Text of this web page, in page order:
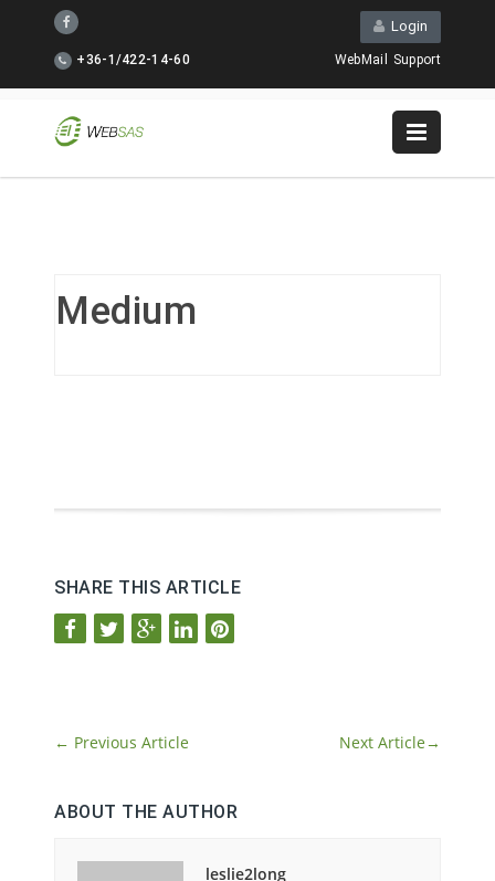
Login
+36-1/422-14-60 WebMail Support
Medium
SHARE THIS ARTICLE
← Previous Article Next Article→
ABOUT THE AUTHOR
leslie2long